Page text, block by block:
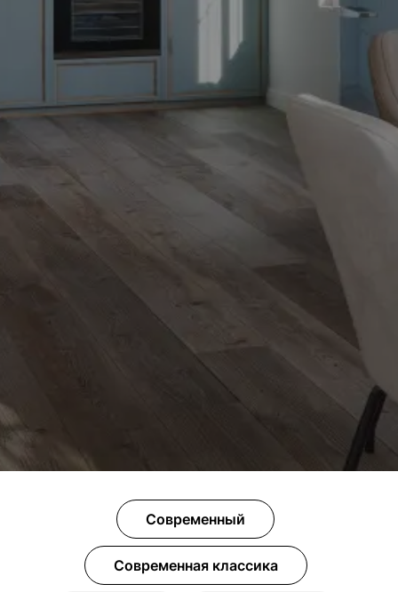
Современный
Современная классика